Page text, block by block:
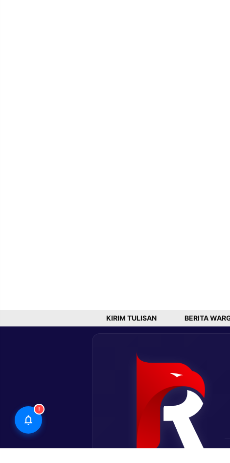
KIRIM TULISAN BERITA
!